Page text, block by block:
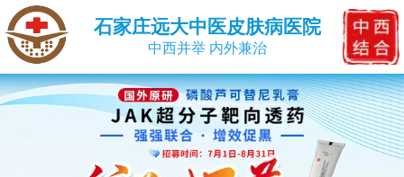
石家庄远大中医皮肤病医院
中西并举 内外兼治